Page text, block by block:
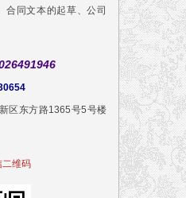
合同文本的起草、公司
区东方路1365号5号楼
二维码